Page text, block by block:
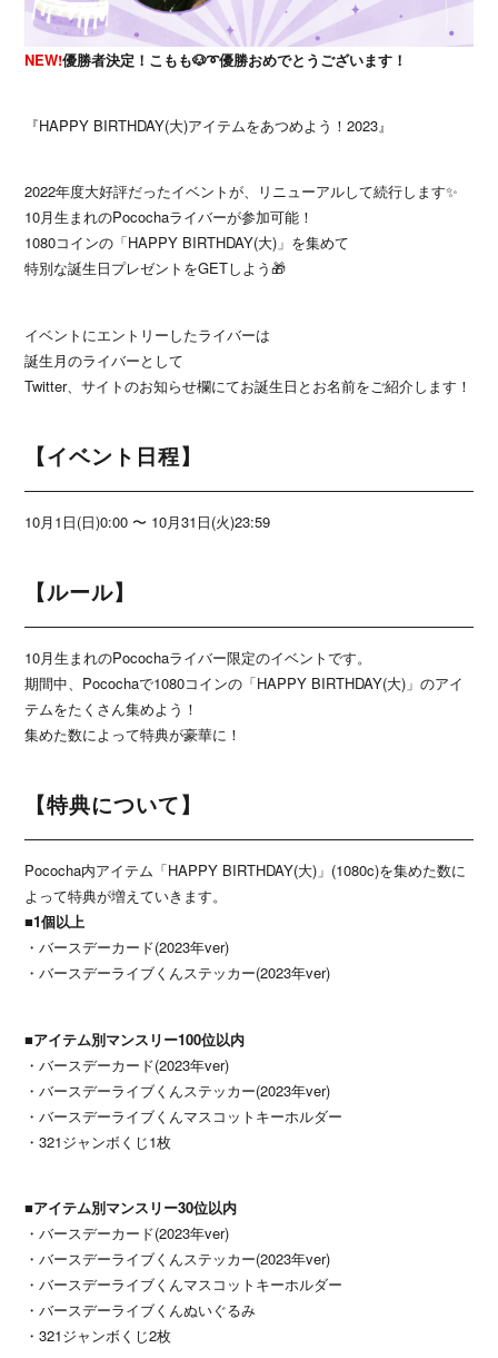
NEW!優勝者決定！こもも🐶➰優勝おめでとうございます！
『HAPPY BIRTHDAY(大)アイテムをあつめよう！2023』
2022年度大好評だったイベントが、リニューアルして続行します✨
10月生まれのPocochaライバーが参加可能！
1080コインの「HAPPY BIRTHDAY(大)」を集めて
特別な誕生日プレゼントをGETしよう🎁
イベントにエントリーしたライバーは
誕生月のライバーとして
Twitter、サイトのお知らせ欄にてお誕生日とお名前をご紹介します！
【イベント日程】
10月1日(日)0:00 〜 10月31日(火)23:59
【ルール】
10月生まれのPocochaライバー限定のイベントです。
期間中、Pocochaで1080コインの「HAPPY BIRTHDAY(大)」のアイ
テムをたくさん集めよう！
集めた数によって特典が豪華に！
【特典について】
Pococha内アイテム「HAPPY BIRTHDAY(大)」(1080c)を集めた数に
よって特典が増えていきます。
■1個以上
・バースデーカード(2023年ver)
・バースデーライブくんステッカー(2023年ver)
■アイテム別マンスリー100位以内
・バースデーカード(2023年ver)
・バースデーライブくんステッカー(2023年ver)
・バースデーライブくんマスコットキーホルダー
・321ジャンボくじ1枚
■アイテム別マンスリー30位以内
・バースデーカード(2023年ver)
・バースデーライブくんステッカー(2023年ver)
・バースデーライブくんマスコットキーホルダー
・バースデーライブくんぬいぐるみ
・321ジャンボくじ2枚